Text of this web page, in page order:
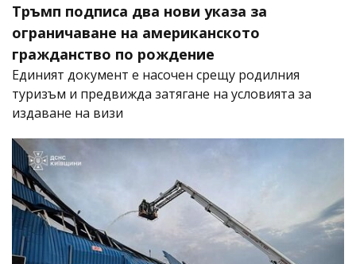
Тръмп подписа два нови указа за
ограничаване на американското
гражданство по рождение
Единият документ е насочен срещу родилния
туризъм и предвижда затягане на условията за
издаване на визи